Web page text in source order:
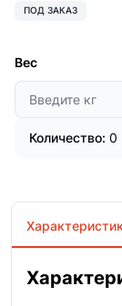
ПОД ЗАКАЗ
Вес
Количество: 0